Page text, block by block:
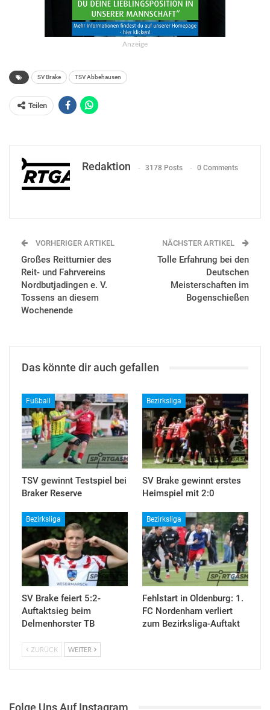
Anzeige
SV Brake TSV Abbehausen
Teilen
Redaktion 3178 Posts 0 Comments
VORHERIGER ARTIKEL
Großes Reitturnier des
Reit- und Fahrvereins
Nordbutjadingen e. V.
Tossens an diesem
Wochenende
NÄCHSTER ARTIKEL
Tolle Erfahrung bei den
Deutschen
Meisterschaften im
Bogenschießen
Das könnte dir auch gefallen
Fußball
TSV gewinnt Testspiel bei
Braker Reserve
Bezirksliga
SV Brake gewinnt erstes
Heimspiel mit 2:0
Bezirksliga
SV Brake feiert 5:2-
Auftaktsieg beim
Delmenhorster TB
Bezirksliga
Fehlstart in Oldenburg: 1.
FC Nordenham verliert
zum Bezirksliga-Auftakt
ZURÜCK WEITER
Folge Uns Auf Instagram